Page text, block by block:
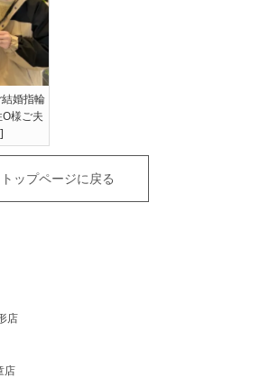
婚指輪
様ご夫
トップページに戻る
店
店